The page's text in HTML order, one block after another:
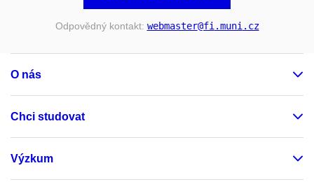
Odpovědný kontakt: webmaster@fi .muni .cz
O nás
Chci studovat
Výzkum